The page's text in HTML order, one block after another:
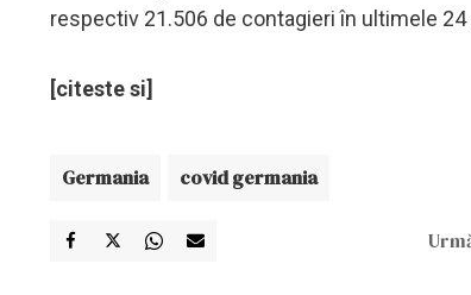
respectiv 21.506 de contagieri în ultimele
[citeste si]
Germania covid germania